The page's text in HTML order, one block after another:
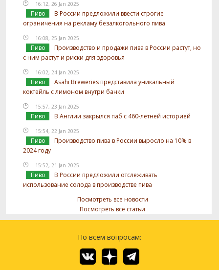
16:12, 26 Jan 2025
Пиво
В России предложили ввести строгие
ограничения на рекламу безалкогольного пива
16:08, 25 Jan 2025
Пиво
Производство и продажи пива в России растут, но
с ним растут и риски для здоровья
16:02, 24 Jan 2025
Пиво
Asahi Breweries представила уникальный
коктейль с лимоном внутри банки
15:57, 23 Jan 2025
Пиво В Англии закрылся паб с 460-летней историей
15:54, 22 Jan 2025
Пиво
Производство пива в России выросло на 10% в
2024 году
15:52, 21 Jan 2025
Пиво
В России предложили отслеживать
использование солода в производстве пива
Посмотреть все новости
Посмотреть все статьи
По всем вопросам: